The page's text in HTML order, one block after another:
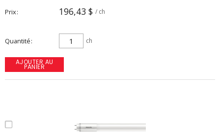
Prix 196,43 $ / ch
Quantité ch
AJOUTER AU
PANIER